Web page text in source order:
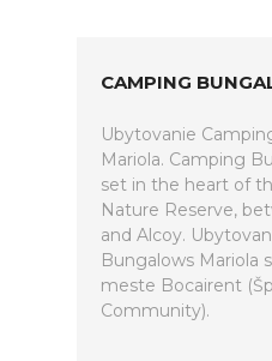
CAMPING
Ubytovanie
Mariola. Camping
set in the heart of
Nature Reserve,
and Alcoy.
Bungalows Mariola
meste Bocairent
Community).